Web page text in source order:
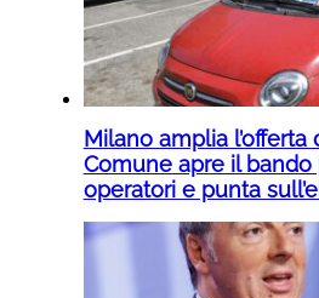
Milano amplia l’offerta
Comune apre il bando
operatori e punta